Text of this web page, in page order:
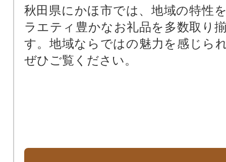
秋田県にかほ市では、地域の特性
ラエティ豊かなお礼品を多数取り
す。地域ならではの魅力を感じら
ぜひご覧ください。